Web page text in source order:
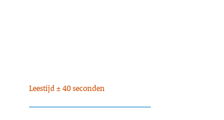
Leestijd ± 40 seconden